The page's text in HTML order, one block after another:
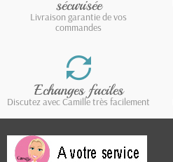
sécurisée
Livraison garantie de vos
commandes
Echanges faciles
Discutez avec Camille très facilement